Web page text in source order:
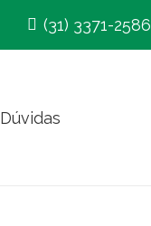
(31) 3371-2586
Dúvidas